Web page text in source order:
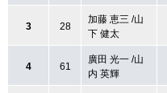
3 28
加藤 恵三 /山
下 健太
4 61
廣田 光一 /山
内 英輝